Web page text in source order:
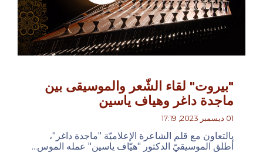
"بيروت" لقاء الشّعر والموسيقى بين
ماجدة داغر وهياف ياسين
01 ديسمبر 2023, 17:19
يالتعاون مع قلم الشاعرة الإعلاميّة "ماجدة داغر"،
أطلق الموسيقيّ الدكتور "هيّاف ياسين" عمله الموس...